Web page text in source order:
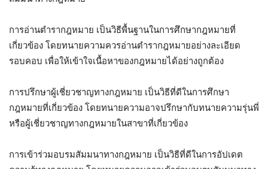
การอ่านตำรากฎหมาย เป็นวิธีพื้นฐานในการศึกษากฎหมายที่
เกี่ยวข้อง โดยทนายความควรอ่านตำรากฎหมายอย่างละเอียด
รอบคอบ เพื่อให้เข้าใจเนื้อหาของกฎหมายได้อย่างถูกต้อง
การปรึกษาผู้เชี่ยวชาญทางกฎหมาย เป็นวิธีที่ดีในการศึกษา
กฎหมายที่เกี่ยวข้อง โดยทนายความอาจปรึกษากับทนายความรุ่นพี่
หรือผู้เชี่ยวชาญทางกฎหมายในสาขาที่เกี่ยวข้อง
การเข้าร่วมอบรมสัมมนาทางกฎหมาย เป็นวิธีที่ดีในการอัปเดต